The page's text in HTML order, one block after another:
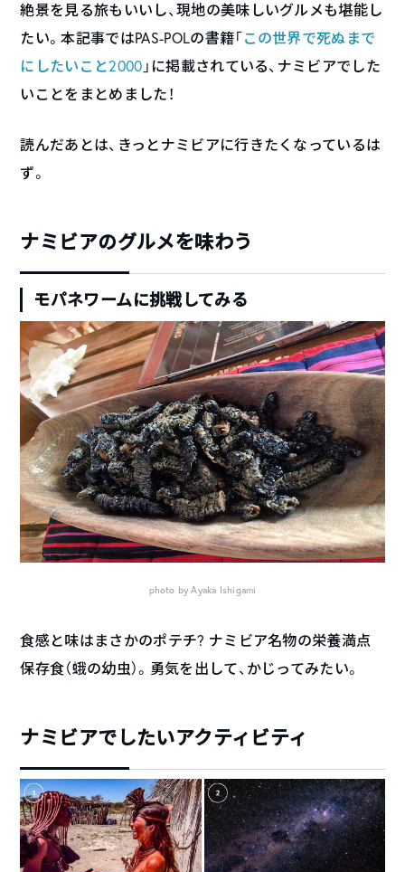
絶景を見る旅もいいし、現地の美味しいグルメも堪能し
たい。本記事ではPAS-POLの書籍「この世界で死ぬまで
にしたいこと2000 」に掲載されている、ナミビアでした
いことをまとめました！
読んだあとは、きっとナミビアに行きたくなっているは
ず。
ナミビアのグルメを味わう
モパネワームに挑戦してみる
photo by Ayaka Ishigami
食感と味はまさかのポテチ? ナミビア名物の栄養満点
保存食（蛾の幼虫）。勇気を出して、かじってみたい。
ナミビアでしたいアクティビティ